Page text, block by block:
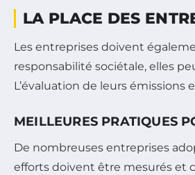
LA PLACE DES
Les entreprises doivent
responsabilité sociétale, elles
L’évaluation de leurs
MEILLEURES PRATIQUES
De nombreuses entreprises
efforts doivent être mesurés et